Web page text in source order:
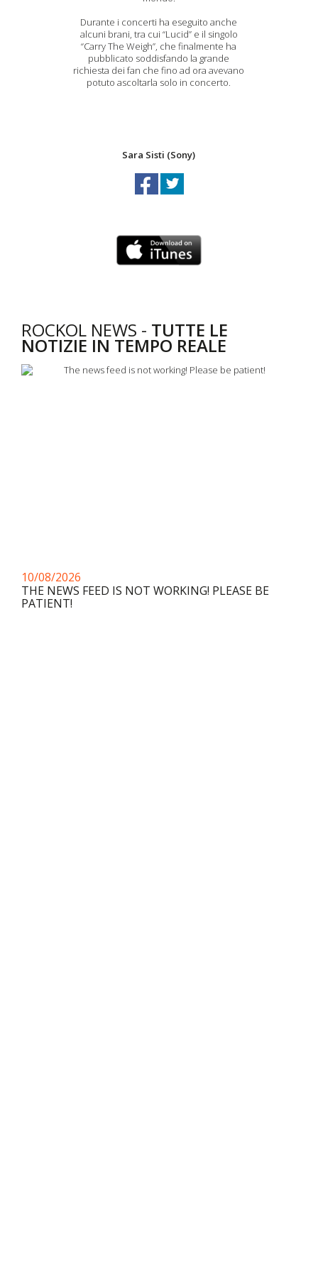
Durante i concerti ha eseguito anche
alcuni brani, tra cui “Lucid” e il singolo
“Carry The Weigh”, che finalmente ha
pubblicato soddisfando la grande
richiesta dei fan che fino ad ora avevano
potuto ascoltarla solo in concerto.
Sara Sisti (Sony)
ROCKOL NEWS - TUTTE LE
NOTIZIE IN TEMPO REALE
10/08/2026
THE NEWS FEED IS NOT WORKING! PLEASE BE
PATIENT!